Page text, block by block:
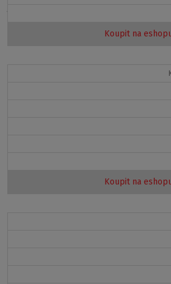
Koupit na
Koupit na
.
pórovitostí, díky čemuž se v něm
vůči poškrábání a výhodou je také
není součástí vany. Objednat jej